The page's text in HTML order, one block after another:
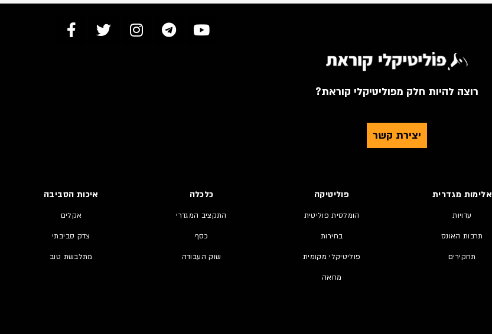
רוצה להיות חלק מפוליטיקלי קוראת?
יצירת קשר
אלימות מגדרית
עדויות
תרבות האונס
תחקירים
פוליטיקה
הומלסית פוליטית
בחירות
פוליטיקלי מקומית
מחאה
כלכלה
התקציב המגדרי
כסף
שוק העבודה
איכות הסביבה
אקלים
צדק סביבתי
מתלבשת טוב